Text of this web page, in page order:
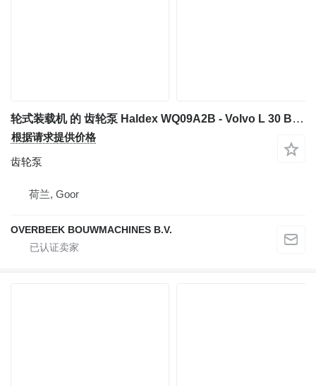
轮式装载机 的 齿轮泵 Haldex WQ09A2B - Volvo L 30 B-Z / X - Gearpump
根据请求提供价格
齿轮泵
荷兰, Goor
OVERBEEK BOUWMACHINES B.V.